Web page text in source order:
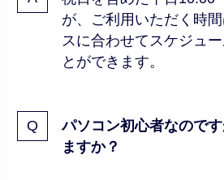
が、ご利用いただく時
スに合わせてスケジュ
とができます。
パソコン初心者なので
ますか？